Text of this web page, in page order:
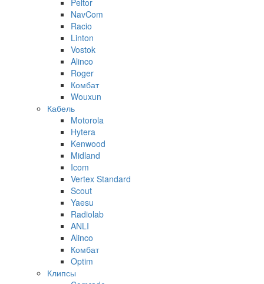
NavCom
Racio
Linton
Vostok
Alinco
Roger
Комбат
Wouxun
Кабель
Motorola
Hytera
Kenwood
Midland
Icom
Vertex Standard
Scout
Yaesu
Radiolab
ANLI
Alinco
Комбат
Optim
Клипсы